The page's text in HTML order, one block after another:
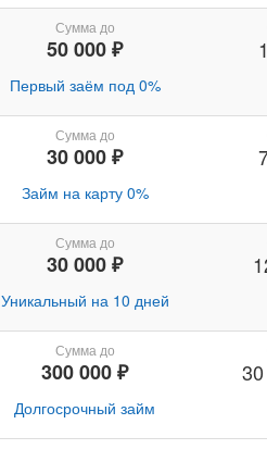
Сумма до
50 000 ₽
Первый заём под 0%
1
Сумма до
30 000 ₽
Займ на карту 0%
Сумма до
30 000 ₽
Уникальный на 10 дней
Сумма до
300 000 ₽
Долгосрочный займ
30